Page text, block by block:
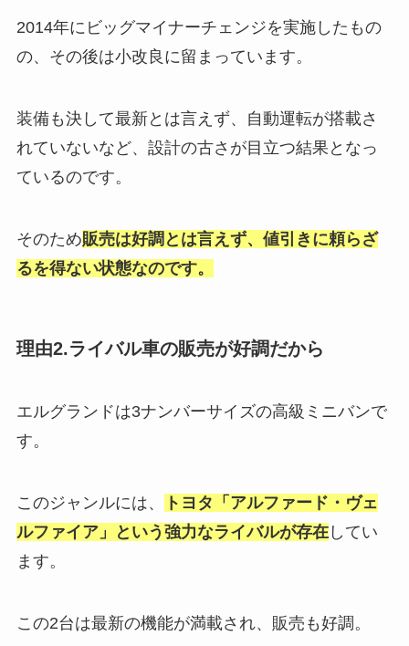
2014年にビッグマイナーチェンジを実施したもの
の、その後は小改良に留まっています。
装備も決して最新とは言えず、自動運転が搭載さ
れていないなど、設計の古さが目立つ結果となっ
ているのです。
そのため販売は好調とは言えず、値引きに頼らざ
るを得ない状態なのです。
理由2.ライバル車の販売が好調だから
エルグランドは3ナンバーサイズの高級ミニバンで
す。
このジャンルには、
トヨタ「アルファード・ヴェ
ルファイア」という強力なライバルが存在してい
ます。
この2台は最新の機能が満載され、販売も好調。